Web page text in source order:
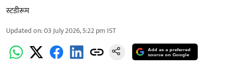
स्टडीरूम
Updated on:03 July 2026, 5:22 pm IST
Add as a preferred
source on Google